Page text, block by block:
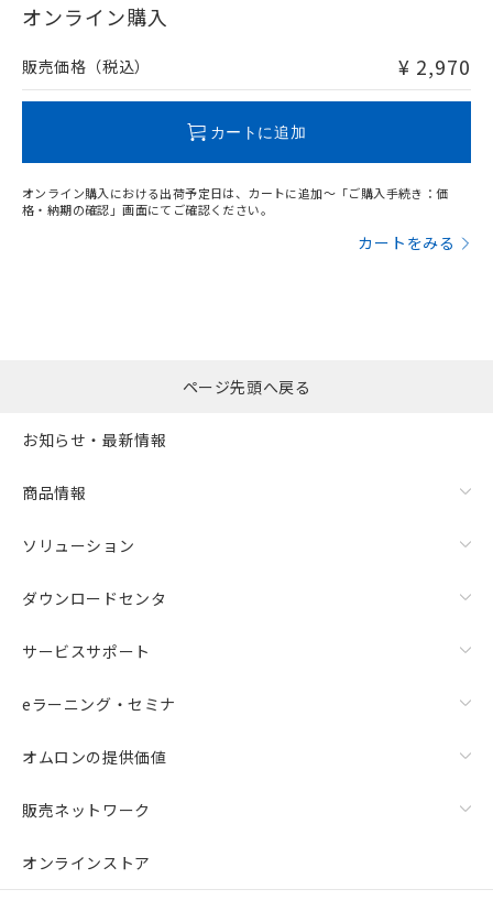
在庫等で未対応品が混在する可能性があります。
問い合わせください。
オンライン購入
販売価格（税込） ¥ 2,970
カートに追加
オンライン購入における出荷予定日は、カートに追加～「ご購入手続き：価
格・納期の確認」画面にてご確認ください。
カートをみる
ページ先頭へ戻る
お知らせ・最新情報
商品情報
ソリューション
ダウンロードセンタ
サービスサポート
eラーニング・セミナ
オムロンの提供価値
販売ネットワーク
オンラインストア